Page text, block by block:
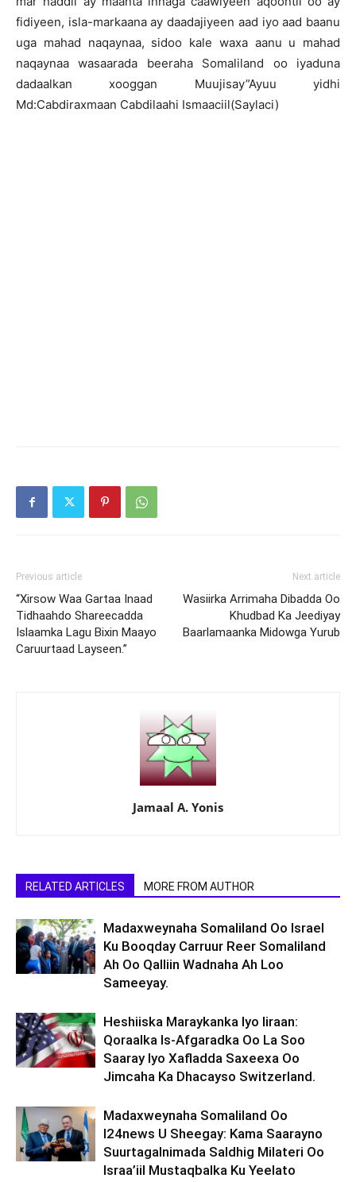
fidiyeen, isla-markaana ay daadajiyeen aad iyo aad baanu
uga mahad naqaynaa, sidoo kale waxa aanu u mahad
naqaynaa wasaarada beeraha Somaliland oo iyaduna
dadaalkan xooggan Muujisay”Ayuu yidhi
Md:Cabdiraxmaan Cabdilaahi Ismaaciil(Saylaci)
Previous article
“Xirsow Waa Gartaa Inaad
Tidhaahdo Shareecadda
Islaamka Lagu Bixin Maayo
Caruurtaad Layseen.”
Next article
Wasiirka Arrimaha Dibadda Oo
Khudbad Ka Jeediyay
Baarlamaanka Midowga Yurub
Jamaal A. Yonis
RELATED ARTICLES MORE FROM AUTHOR
Madaxweynaha Somaliland Oo Israel
Ku Booqday Carruur Reer Somaliland
Ah Oo Qalliin Wadnaha Ah Loo
Sameeyay.
Heshiiska Maraykanka Iyo Iiraan:
Qoraalka Is-Afgaradka Oo La Soo
Saaray Iyo Xafladda Saxeexa Oo
Jimcaha Ka Dhacayso Switzerland.
Madaxweynaha Somaliland Oo
I24news U Sheegay: Kama Saarayno
Suurtagalnimada Saldhig Milateri Oo
Israa’iil Mustaqbalka Ku Yeelato